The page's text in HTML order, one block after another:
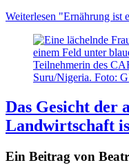
Weiterlesen "Ernährung ist
Teilnehmerin des
Suru/Nigeria. Foto:
Das Gesicht der
Landwirtschaft
Ein Beitrag von